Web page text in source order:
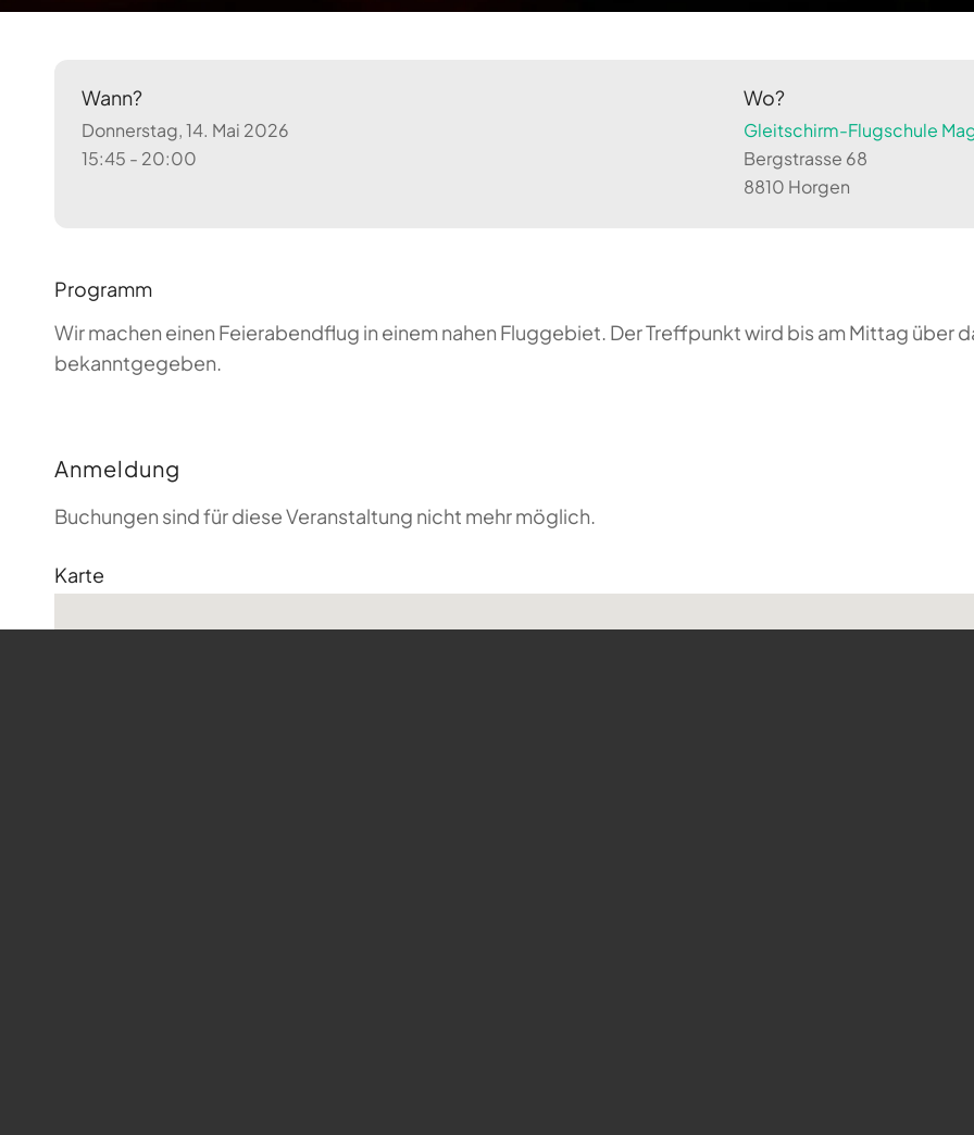
Wann?
Donnerstag, 14. Mai 2026
15:45 - 20:00
Wo?
Gleitschirm-Flugschule
Bergstrasse 68
8810 Horgen
Programm
Wir machen einen Feierabendflug in einem nahen Fluggebiet. Der Treffpunkt wird bis am Mittag über
bekanntgegeben.
Anmeldung
Buchungen sind für diese Veranstaltung nicht mehr möglich.
Karte